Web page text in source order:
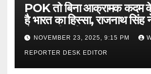
POK तो बिना आक्रामक कदम
है भारत का हिस्सा, राजनाथ सिंह
लेकर कही बड़ी बात…
NOVEMBER 23, 2025, 9:15 PM
REPORTER DESK EDITOR